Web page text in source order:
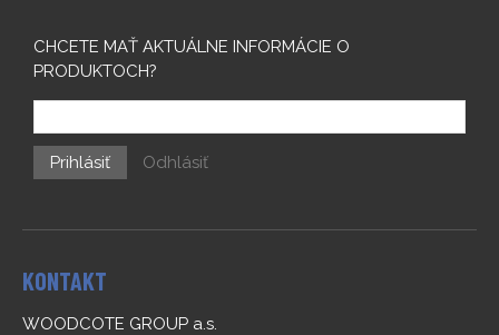
CHCETE MAŤ AKTUÁLNE INFORMÁCIE O
PRODUKTOCH?
Prihlásiť Odhlásiť
KONTAKT
WOODCOTE GROUP a.s.